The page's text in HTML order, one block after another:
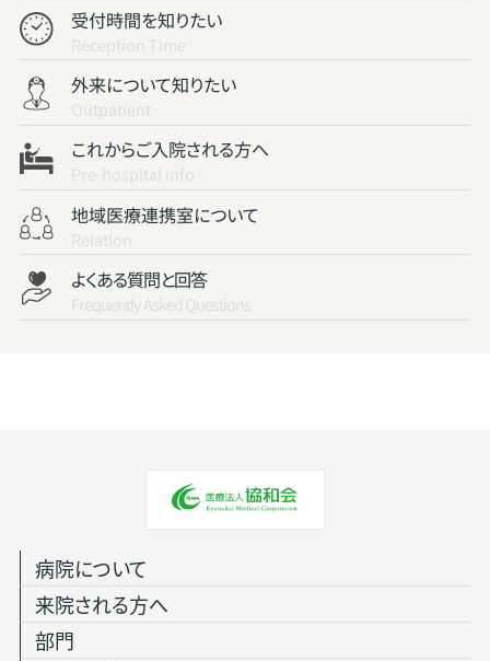
受付時間を知りたい
Reception Time
外来について知りたい
Outpatient
これからご入院される方へ
Pre-hospital info
地域医療連携室について
Relation
よくある質問と回答
Frequently Asked Questions
病院について
来院される方へ
部門